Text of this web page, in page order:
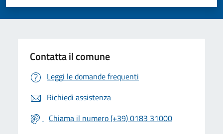
Valuta 5 stelle su 5
Valuta 4 stelle su 5
Valuta 3 stelle su 5
Valuta 2 stelle su 5
Valuta 1 stelle su 5
Contatta il comune
Leggi le domande frequenti
Richiedi assistenza
Chiama il numero (+39) 0183 31000